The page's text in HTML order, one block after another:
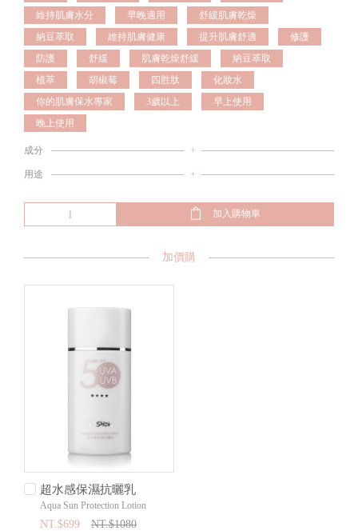
維持肌膚水分
早晚適用
舒緩肌膚乾燥
納豆萃取
維持肌膚健康 提升肌膚舒適
修護
防護
舒緩 肌膚乾燥舒緩
納豆萃取
植萃
胡椒莓 四胜肽
化妝水
你的肌膚保水專家
3歲以上
早上使用
晚上使用
成分 +
用途 +
加入購物車
加價購
超水感保濕抗曬乳
Aqua Sun Protection Lotion
NT.$699 NT.$1080